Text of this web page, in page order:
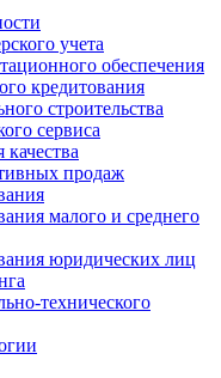
учета
обеспечения
кредитования
строительства
сервиса
продаж
малого и среднего
юридических лиц
технического